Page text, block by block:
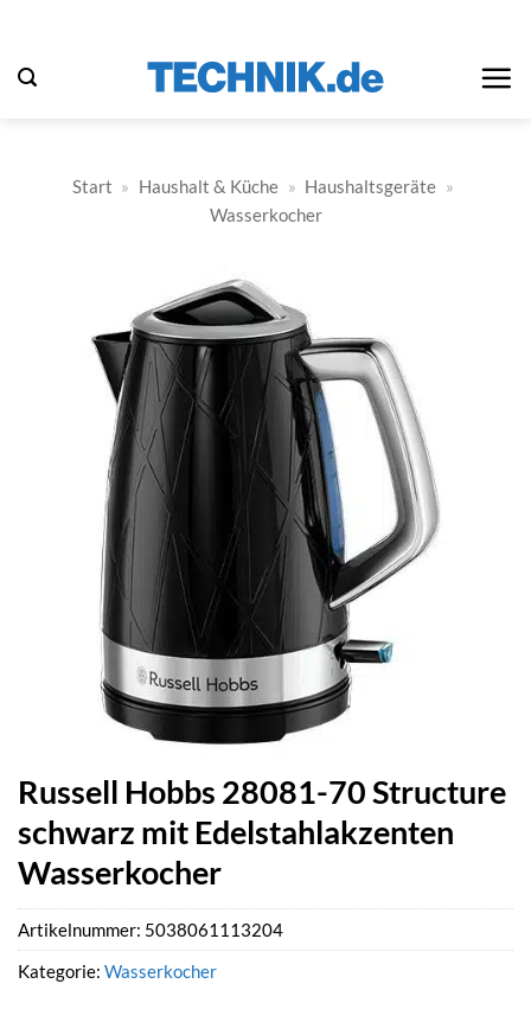
springen
Start » Haushalt & Küche » Haushaltsgeräte »
Wasserkocher
Russell Hobbs 28081-70 Structure
schwarz mit Edelstahlakzenten
Wasserkocher
Artikelnummer: 5038061113204
Kategorie: Wasserkocher